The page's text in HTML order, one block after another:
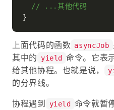
// ...其他代码
上面代码的函数 asyncJob
其中的 yield
命令。它表
给其他协程。也就是说，
的分界线。
协程遇到 yield
命令就暂